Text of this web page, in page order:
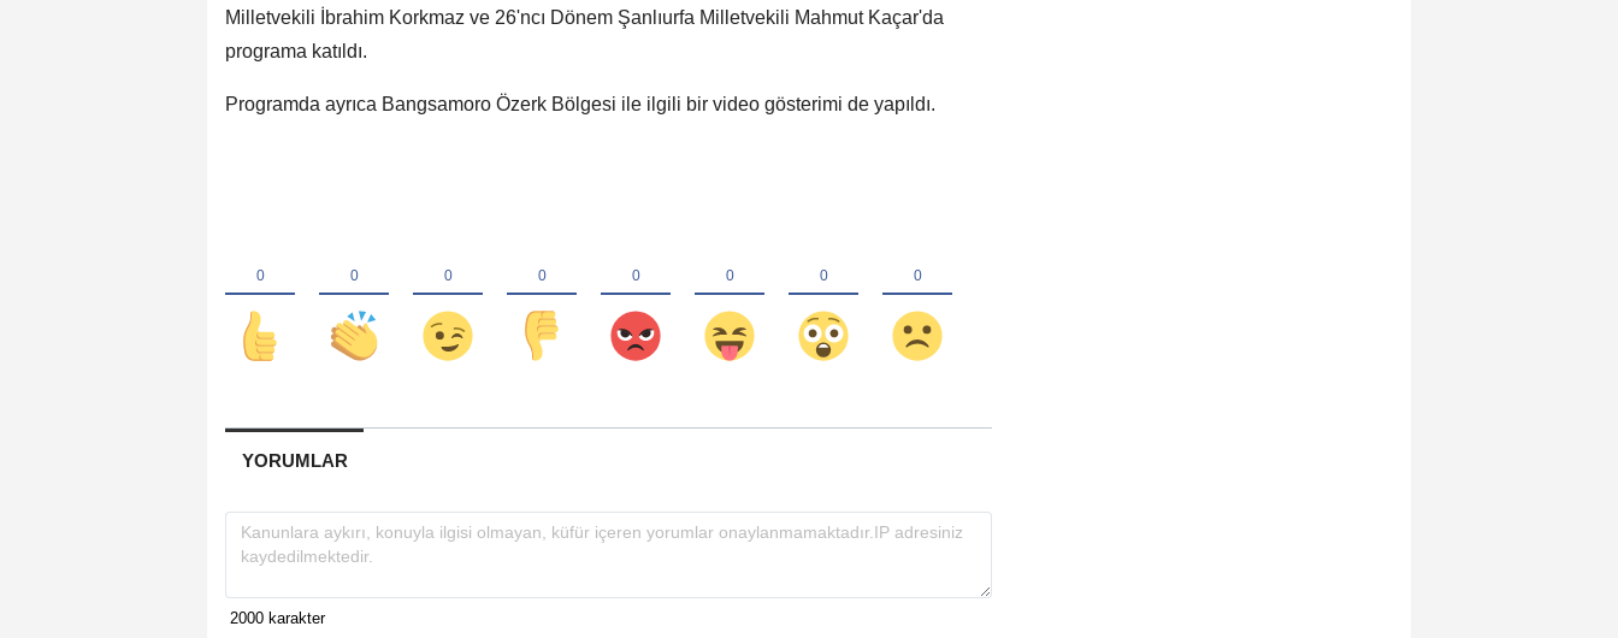
Milletvekili İbrahim Korkmaz ve 26'ncı Dönem Şanlıurfa Milletvekili Mahmut Kaçar'da
programa katıldı.
Programda ayrıca Bangsamoro Özerk Bölgesi ile ilgili bir video gösterimi de yapıldı.
YORUMLAR